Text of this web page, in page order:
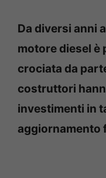
Da diversi anni
motore diesel è
crociata da
costruttori
investimenti in
aggiornamento